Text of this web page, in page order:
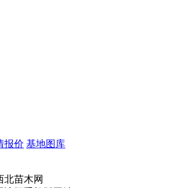
报价 基地图库